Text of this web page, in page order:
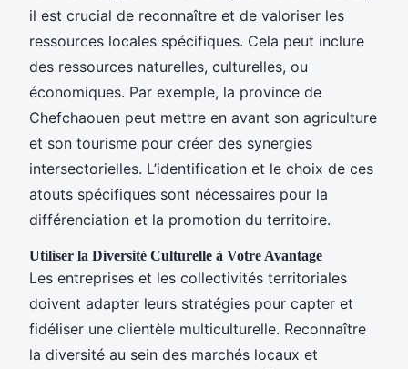
il est crucial de reconnaître et de valoriser les
ressources locales spécifiques. Cela peut inclure
des ressources naturelles, culturelles, ou
économiques. Par exemple, la province de
Chefchaouen peut mettre en avant son agriculture
et son tourisme pour créer des synergies
intersectorielles. L’identification et le choix de ces
atouts spécifiques sont nécessaires pour la
différenciation et la promotion du territoire.
Utiliser la Diversité Culturelle à Votre Avantage
Les entreprises et les collectivités territoriales
doivent adapter leurs stratégies pour capter et
fidéliser une clientèle multiculturelle. Reconnaître
la diversité au sein des marchés locaux et